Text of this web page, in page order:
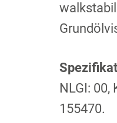
NLGI: 00,
155470.